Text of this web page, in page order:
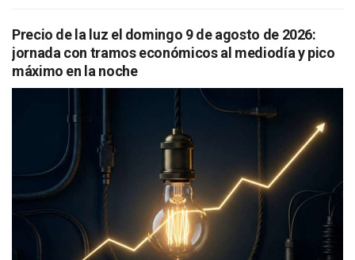
Precio de la luz el domingo 9 de agosto de 2026:
jornada con tramos económicos al mediodía y pico
máximo en la noche